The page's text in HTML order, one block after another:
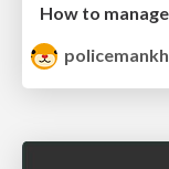
policemankh